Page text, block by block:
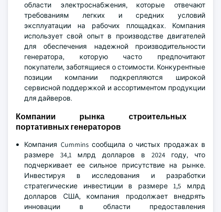
области электроснабжения, которые отвечают
требованиям легких и средних условий
эксплуатации на рабочих площадках. Компания
использует свой опыт в производстве двигателей
для обеспечения надежной производительности
генератора, которую часто предпочитают
покупатели, заботящиеся о стоимости. Конкурентные
позиции компании подкрепляются широкой
сервисной поддержкой и ассортиментом продукции
для дайверов.
Компании рынка строительных
портативных генераторов
Компания Cummins сообщила о чистых продажах в
размере 34,1 млрд долларов в 2024 году, что
подчеркивает ее сильное присутствие на рынке.
Инвестируя в исследования и разработки
стратегические инвестиции в размере 1,5 млрд
долларов США, компания продолжает внедрять
инновации в области предоставления